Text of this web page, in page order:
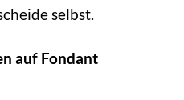
selbst.
auf Fondant